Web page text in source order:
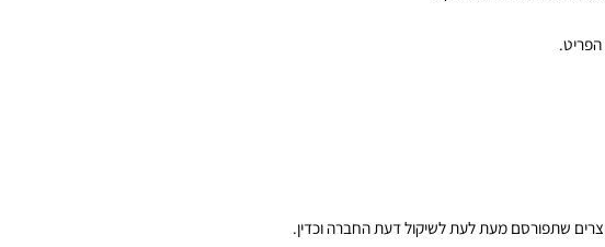
עד לאספקת המוצר. בוטלה העסקה, הלקוח יהיה זכאי לכספו חזרה באמצעות אמצעי
סוג בשל ביטול העסקה.